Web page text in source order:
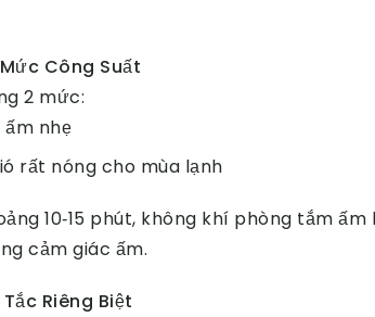
Công Suất
2 mức:
ấm nhẹ
rất nóng cho mùa lạnh
10‑15 phút, không khí phòng tắm
cảm giác ấm.
Riêng Biệt